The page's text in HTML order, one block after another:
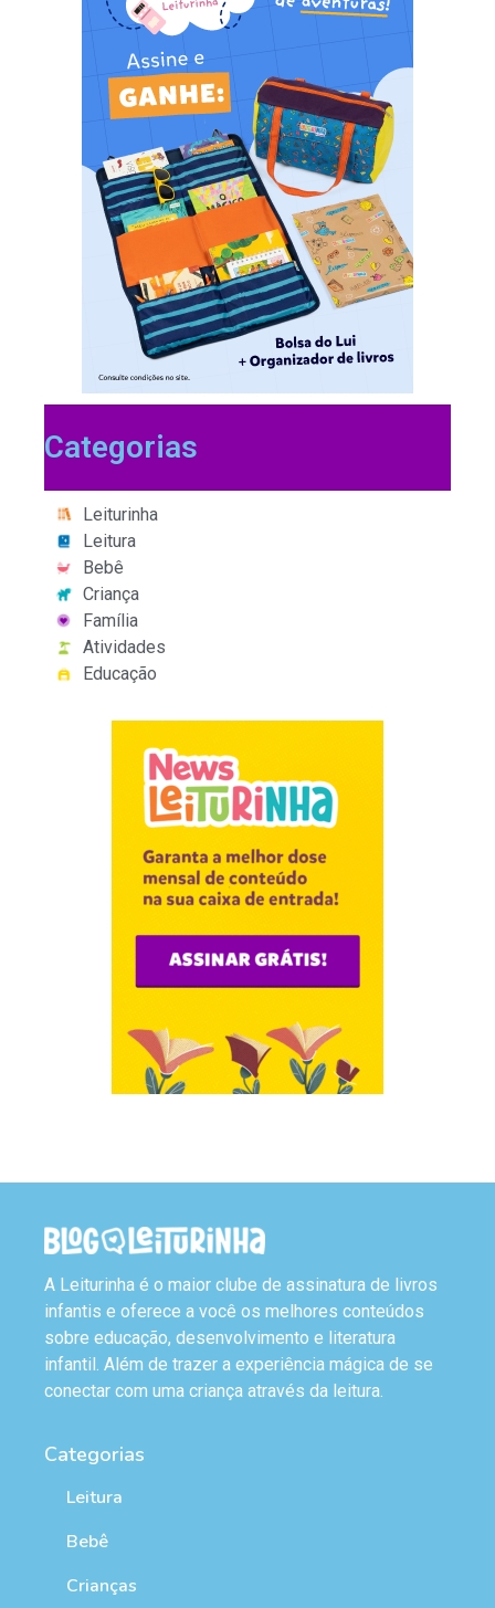
Categorias
Leiturinha
Leitura
Bebê
Criança
Família
Atividades
Educação
A Leiturinha é o maior clube de assinatura de livros
infantis e oferece a você os melhores conteúdos
sobre educação, desenvolvimento e literatura
infantil. Além de trazer a experiência mágica de se
conectar com uma criança através da leitura.
Categorias
Leitura
Bebê
Crianças